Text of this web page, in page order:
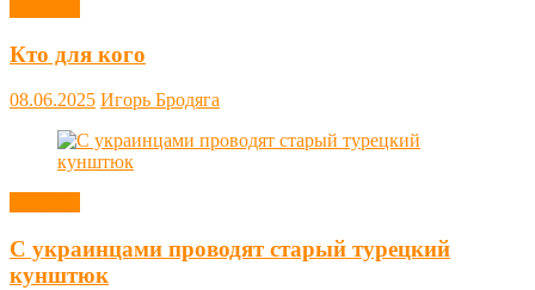
Кто для кого
08.06.2025 Игорь Бродяга
С украинцами проводят старый турецкий
кунштюк